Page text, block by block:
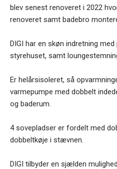
blev senest renoveret i 2022
renoveret samt badebro
DIGI har en skøn indretning
styrehuset, samt
Er helårsisoleret, så
varmepumpe med dobbelt
og baderum.
4 sovepladser er fordelt med
dobbeltkøje i stævnen.
DIGI tilbyder en sjælden